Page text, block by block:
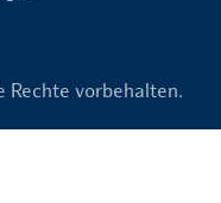
vorbehalten.